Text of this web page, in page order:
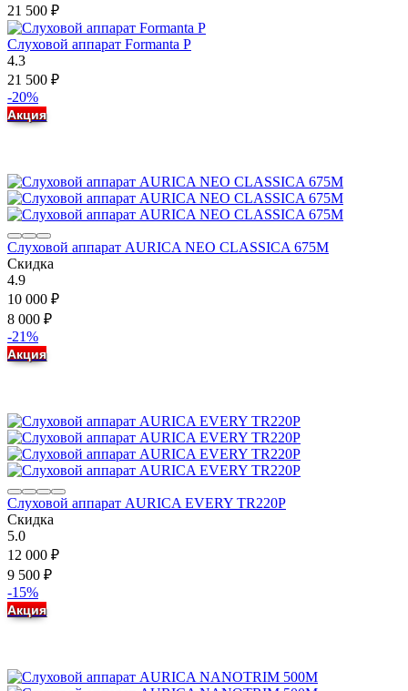
21 500 ₽
Слуховой аппарат Formanta P
4.3
21 500 ₽
-20%
Акция
Слуховой аппарат AURICA NEO CLASSICA 675M
Скидка
4.9
10 000 ₽
8 000 ₽
-21%
Акция
Слуховой аппарат AURICA EVERY TR220P
Скидка
5.0
12 000 ₽
9 500 ₽
-15%
Акция